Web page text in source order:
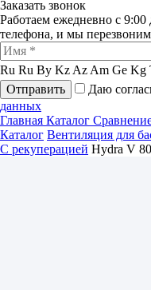
Заказать звонок
Работаем ежедневно с
телефона, и мы
Ru Ru By Kz Az Am Ge Kg
Отправить
Даю
данных
Главная Каталог
Каталог Вентиляция для
С рекуперацией Hydra V